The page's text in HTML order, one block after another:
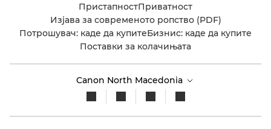
ПристапностПриватност
Изјава за современото ропство (PDF)
Потрошувач: каде да купитеБизнис: каде да купите
Поставки за колачињата
Canon North Macedonia​